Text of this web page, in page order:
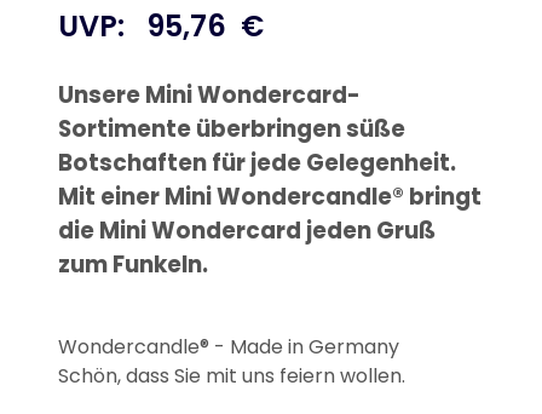
UVP: 95,76 €
Unsere Mini Wondercard-
Sortimente überbringen süße
Botschaften für jede Gelegenheit.
Mit einer Mini Wondercandle® bringt
die Mini Wondercard jeden Gruß
zum Funkeln.
Wondercandle® - Made in Germany
Schön, dass Sie mit uns feiern wollen.